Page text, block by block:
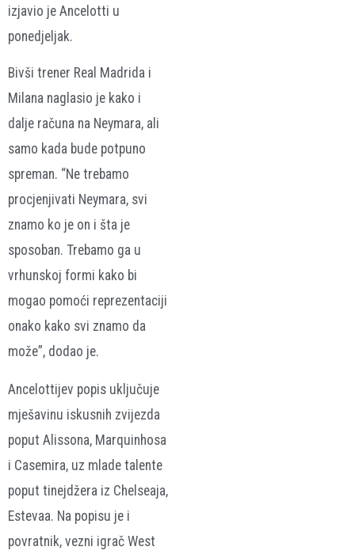
izjavio je Ancelotti u
ponedjeljak.
Bivši trener Real Madrida i
Milana naglasio je kako i
dalje računa na Neymara, ali
samo kada bude potpuno
spreman. “Ne trebamo
procjenjivati Neymara, svi
znamo ko je on i šta je
sposoban. Trebamo ga u
vrhunskoj formi kako bi
mogao pomoći reprezentaciji
onako kako svi znamo da
može”, dodao je.
Ancelottijev popis uključuje
mješavinu iskusnih zvijezda
poput Alissona, Marquinhosa
i Casemira, uz mlade talente
poput tinejdžera iz Chelseaja,
Estevaa. Na popisu je i
povratnik, vezni igrač West